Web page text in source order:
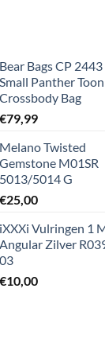
Bear Bags CP 2443
Small Panther Toon
Crossbody Bag
€79,99
Melano Twisted
Gemstone M01SR
5013/5014 G
€25,00
iXXXi Vulringen 1
Angular Zilver
03
€10,00